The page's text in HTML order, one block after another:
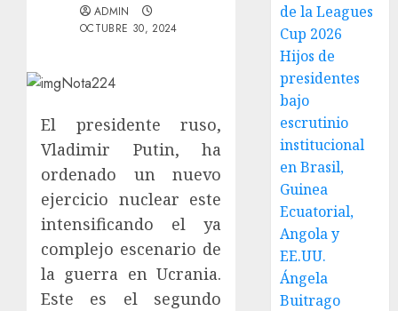
ADMIN
OCTUBRE 30, 2024
El presidente ruso,
Vladimir Putin, ha
ordenado un nuevo
ejercicio nuclear este
intensificando el ya
complejo escenario de
la guerra en Ucrania.
Este es el segundo
de la Leagues
Cup 2026
Hijos de
presidentes
bajo
escrutinio
institucional
en Brasil,
Guinea
Ecuatorial,
Angola y
EE.UU.
Ángela
Buitrago